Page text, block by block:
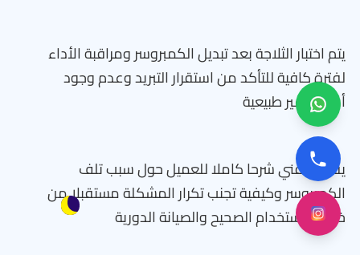
يتم اختبار الثلاجة بعد تبديل الكمبروسر ومراقبة الأداء
لفترة كافية للتأكد من استقرار التبريد وعدم وجود
أصوات غير طبيعية
يقدم الفني شرحا كاملا للعميل حول سبب تلف
الكمبروسر وكيفية تجنب تكرار المشكلة مستقبلا من
خلال الاستخدام الصحيح والصيانة الدورية